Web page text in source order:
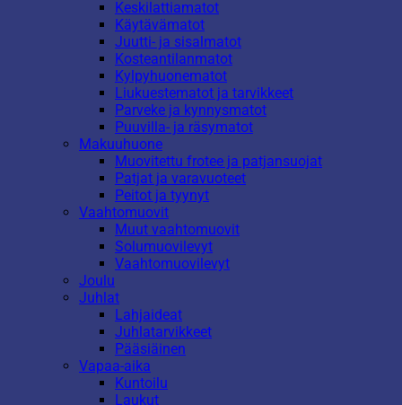
Keskilattiamatot
Käytävämatot
Juutti- ja sisalmatot
Kosteantilanmatot
Kylpyhuonematot
Liukuestematot ja tarvikkeet
Parveke ja kynnysmatot
Puuvilla- ja räsymatot
Makuuhuone
Muovitettu frotee ja patjansuojat
Patjat ja varavuoteet
Peitot ja tyynyt
Vaahtomuovit
Muut vaahtomuovit
Solumuovilevyt
Vaahtomuovilevyt
Joulu
Juhlat
Lahjaideat
Juhlatarvikkeet
Pääsiäinen
Vapaa-aika
Kuntoilu
Laukut